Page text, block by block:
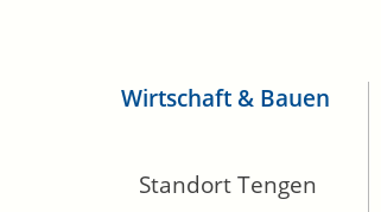
Wirtschaft & Bauen
Standort Tengen